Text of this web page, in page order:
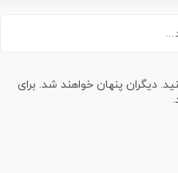
پنهان خواهند شد. برای